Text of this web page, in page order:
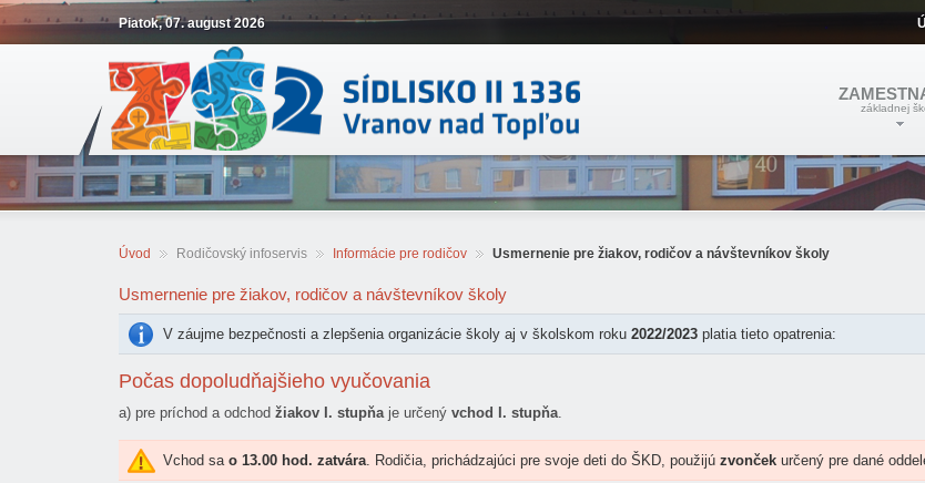
Piatok, 07. august 2026
základnej
Úvod Rodičovský infoservis Informácie pre rodičov Usmernenie pre žiakov, rodičov a návštevníkov školy
Usmernenie pre žiakov, rodičov a návštevníkov školy
V záujme bezpečnosti a zlepšenia organizácie školy aj v školskom roku 2022/2023 platia tieto opatrenia:
Počas dopoludňajšieho vyučovania
a) pre príchod a odchod žiakov I. stupňaje určený vchod I. stupňa.
Vchod sa o 13.00 hod. zatvára. Rodičia, prichádzajúci pre svoje deti do ŠKD, použijú zvonček určený pre dané